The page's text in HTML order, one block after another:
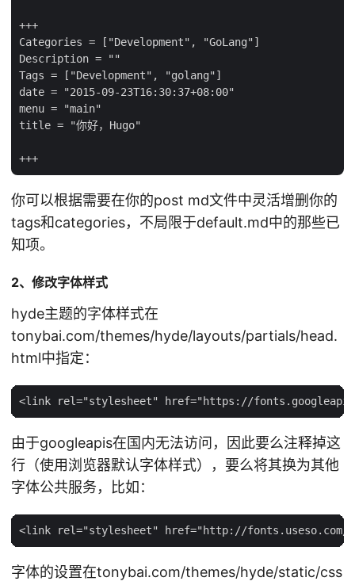
+++
Categories = ["Development", "GoLang"]
Description = ""
Tags = ["Development", "golang"]
date = "2015-09-23T16:30:37+08:00"
menu = "main"
title = "你好，Hugo"
你可以根据需要在你的post md文件中灵活增删你的
tags和categories，不局限于default.md中的那些已
知项。
2、修改字体样式
hyde主题的字体样式在
tonybai.com/themes/hyde/layouts/partials/head.
html中指定：
由于googleapis在国内无法访问，因此要么注释掉这
行（使用浏览器默认字体样式），要么将其换为其他
字体公共服务，比如：
字体的设置在tonybai.com/themes/hyde/static/css